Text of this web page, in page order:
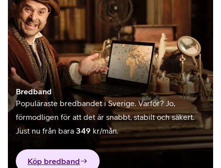
Bredband
Populäraste bredbandet i Sverige. Varför? Jo,
förmodligen för att det är snabbt, stabilt och säkert.
Just nu från bara 349 kr/mån.
Köp bredband